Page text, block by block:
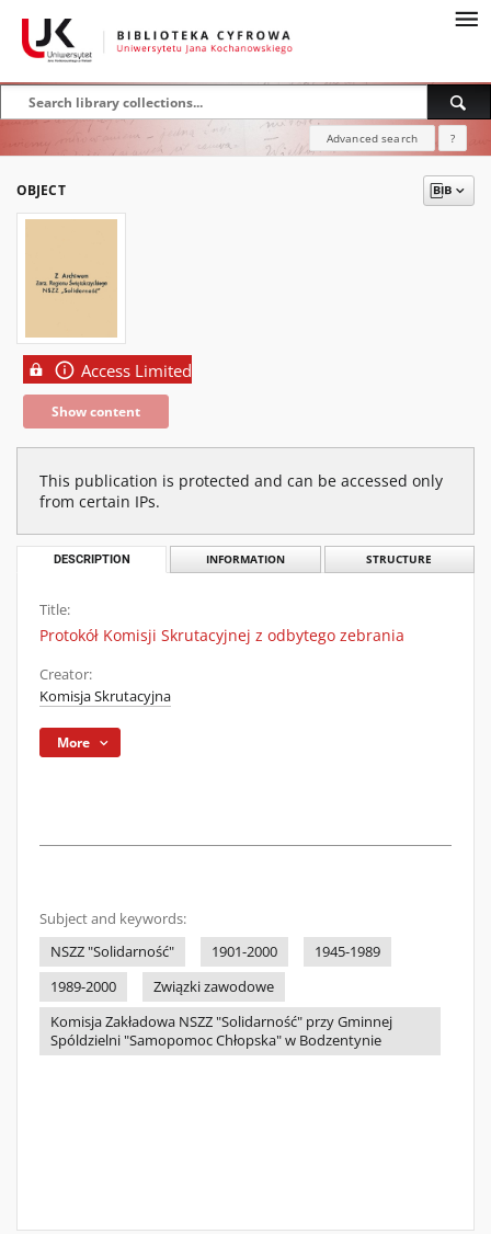
Advanced search ?
OBJECT
Access Limited
Show content
This publication is protected and can be accessed only
from certain IPs.
DESCRIPTION INFORMATION STRUCTURE
Title:
Protokół Komisji Skrutacyjnej z odbytego zebrania
Creator:
Komisja Skrutacyjna
More
Subject and keywords:
NSZZ "Solidarność"
1901-2000
1945-1989
1989-2000
Związki zawodowe
Komisja Zakładowa NSZZ "Solidarność" przy Gminnej
Spóldzielni "Samopomoc Chłopska" w Bodzentynie